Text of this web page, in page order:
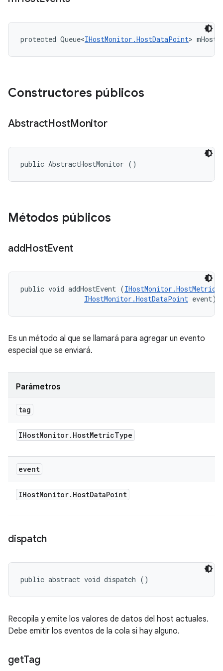
protected Queue<IHostMonitor.HostDataPoint>
Constructores públicos
AbstractHostMonitor
public AbstractHostMonitor ()
Métodos públicos
addHostEvent
public void addHostEvent (
IHostMonitor.HostDataPoint event)
Es un método al que se llamará para agregar un evento
especial que se enviará.
Parámetros
tag
IHostMonitor. HostMetricType
event
IHostMonitor. HostDataPoint
dispatch
public abstract void dispatch ()
Recopila y emite los valores de datos del host actuales.
Debe emitir los eventos de la cola si hay alguno.
getTag